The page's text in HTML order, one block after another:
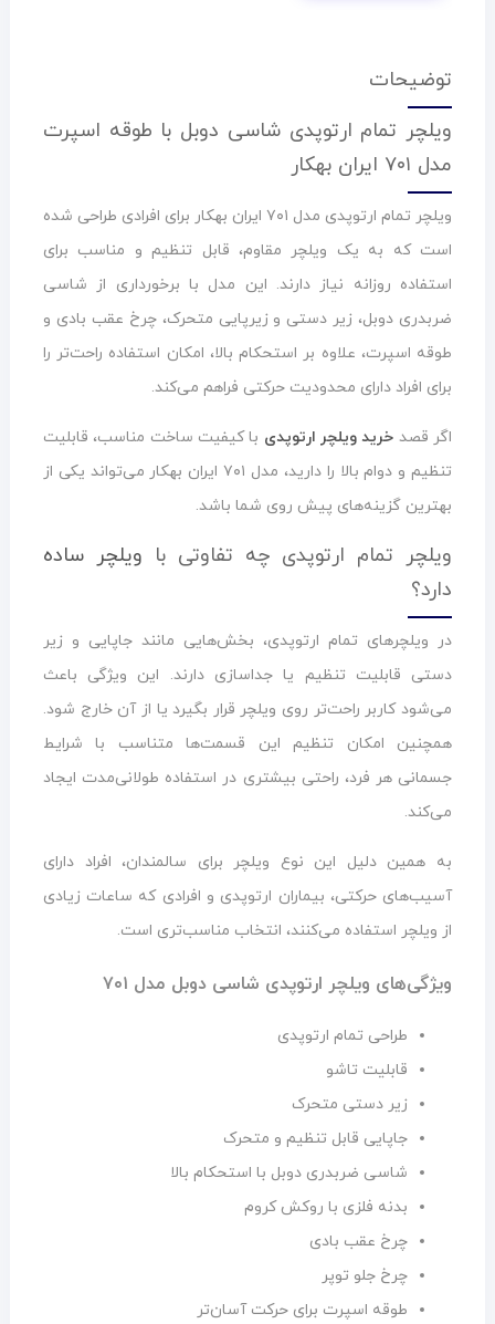
توضیحات
ویلچر تمام ارتوپدی شاسی دوبل با طوقه اسپرت
مدل ۷۰۱ ایران بهکار
ویلچر تمام ارتوپدی مدل ۷۰۱ ایران بهکار برای افرادی طراحی شده
است که به یک ویلچر مقاوم، قابل تنظیم و مناسب برای
استفاده روزانه نیاز دارند. این مدل با برخورداری از شاسی
ضربدری دوبل، زیر دستی و زیرپایی متحرک، چرخ عقب بادی و
طوقه اسپرت، علاوه بر استحکام بالا، امکان استفاده راحت‌تر را
برای افراد دارای محدودیت حرکتی فراهم می‌کند.
اگر قصد خرید ویلچر ارتوپدی با کیفیت ساخت مناسب، قابلیت
تنظیم و دوام بالا را دارید، مدل ۷۰۱ ایران بهکار می‌تواند یکی از
بهترین گزینه‌های پیش روی شما باشد.
ویلچر تمام ارتوپدی چه تفاوتی با ویلچر ساده
دارد؟
در ویلچرهای تمام ارتوپدی، بخش‌هایی مانند جاپایی و زیر
دستی قابلیت تنظیم یا جداسازی دارند. این ویژگی باعث
می‌شود کاربر راحت‌تر روی ویلچر قرار بگیرد یا از آن خارج شود.
همچنین امکان تنظیم این قسمت‌ها متناسب با شرایط
جسمانی هر فرد، راحتی بیشتری در استفاده طولانی‌مدت ایجاد
می‌کند.
به همین دلیل این نوع ویلچر برای سالمندان، افراد دارای
آسیب‌های حرکتی، بیماران ارتوپدی و افرادی که ساعات زیادی
از ویلچر استفاده می‌کنند، انتخاب مناسب‌تری است.
ویژگی‌های ویلچر ارتوپدی شاسی دوبل مدل ۷۰۱
طراحی تمام ارتوپدی
قابلیت تاشو
زیر دستی متحرک
جاپایی قابل تنظیم و متحرک
شاسی ضربدری دوبل با استحکام بالا
بدنه فلزی با روکش کروم
چرخ عقب بادی
چرخ جلو توپر
طوقه اسپرت برای حرکت آسان‌تر